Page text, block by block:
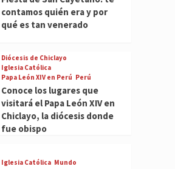
contamos quién era y por
qué es tan venerado
Diócesis de Chiclayo
Iglesia Católica
Papa León XIV en Perú Perú
Conoce los lugares que
visitará el Papa León XIV en
Chiclayo, la diócesis donde
fue obispo
Iglesia Católica Mundo